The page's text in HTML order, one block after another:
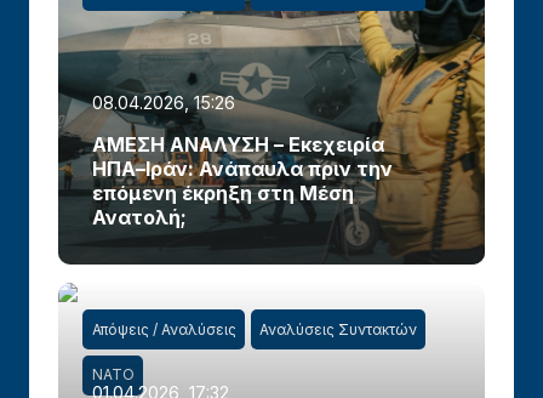
08.04.2026, 15:26
ΑΜΕΣΗ ΑΝΑΛΥΣΗ – Εκεχειρία
ΗΠΑ–Ιράν: Ανάπαυλα πριν την
επόμενη έκρηξη στη Μέση
Ανατολή;
Απόψεις / Αναλύσεις Αναλύσεις Συντακτών
ΝΑΤΟ
01.04.2026, 17:32